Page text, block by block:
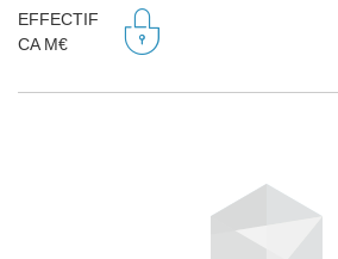
EFFECTIF
CA M€